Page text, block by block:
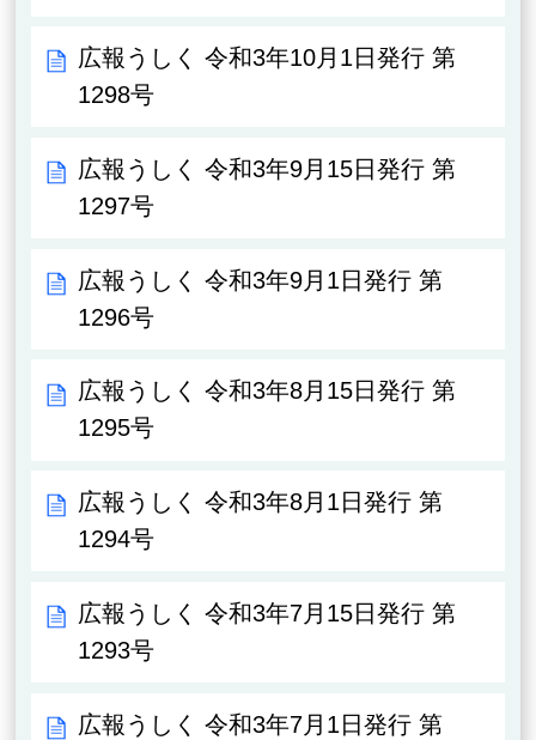
広報うしく 令和3年10月1日発行 第
1298号
広報うしく 令和3年9月15日発行 第
1297号
広報うしく 令和3年9月1日発行 第
1296号
広報うしく 令和3年8月15日発行 第
1295号
広報うしく 令和3年8月1日発行 第
1294号
広報うしく 令和3年7月15日発行 第
1293号
広報うしく 令和3年7月1日発行 第